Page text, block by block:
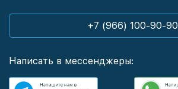
+7 (966) 100-90-90
Написать в мессенджеры: